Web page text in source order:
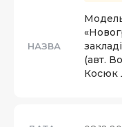
НАЗВА
(авт.
Косюк